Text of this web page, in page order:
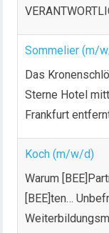
Sommelier (m/
Das
Sterne Hotel
Frankfurt
Koch (m/w/d)
Warum
[BEE]ten…